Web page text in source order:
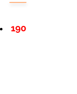
190